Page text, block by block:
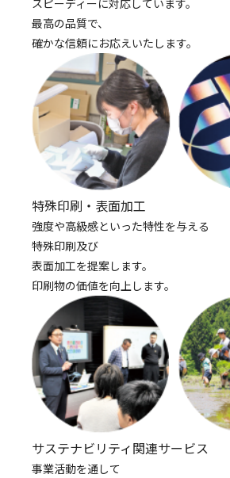
最高の品質で、
確かな信頼にお応えいたします。
特殊印刷・表面加工
強度や高級感といった特性を与える
特殊印刷及び
表面加工を提案します。
印刷物の価値を向上します。
サステナビリティ関連サービス
事業活動を通して